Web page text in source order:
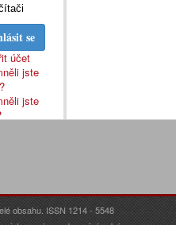
se
účet
jste
jste
obsahu. ISSN 1214 - 5548